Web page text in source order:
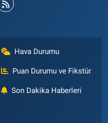
Hava Durumu
Puan Durumu ve Fikstür
Son Dakika Haberleri